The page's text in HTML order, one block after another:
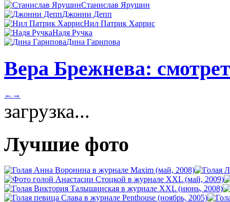
Станислав Ярушин
Джонни Депп
Нил Патрик Харрис
Надя Ручка
Дина Гарипова
Вера Брежнева:
← →
загрузка...
Лучшие фото